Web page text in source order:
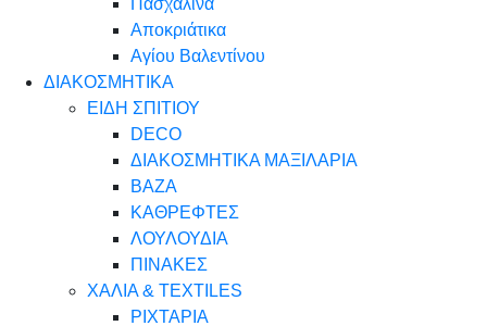
Πασχαλινά
Αποκριάτικα
Αγίου Βαλεντίνου
ΔΙΑΚΟΣΜΗΤΙΚΑ
ΕΙΔΗ ΣΠΙΤΙΟΥ
DECO
ΔΙΑΚΟΣΜΗΤΙΚΑ ΜΑΞΙΛΑΡΙΑ
ΒΑΖΑ
ΚΑΘΡΕΦΤΕΣ
ΛΟΥΛΟΥΔΙΑ
ΠΙΝΑΚΕΣ
ΧΑΛΙΑ & TEXTILES
ΡΙΧΤΑΡΙΑ